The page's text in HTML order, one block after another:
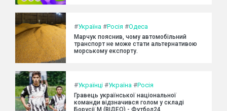
#Україна #Росія #Одеса
Марчук пояснив, чому автомобільний
транспорт не може стати альтернативою
морському експорту.
#Українці #Україна #Росія
Гравець української національної
команди відзначився голом у складі
Борусії М (ВІДЕО) - Футбол24